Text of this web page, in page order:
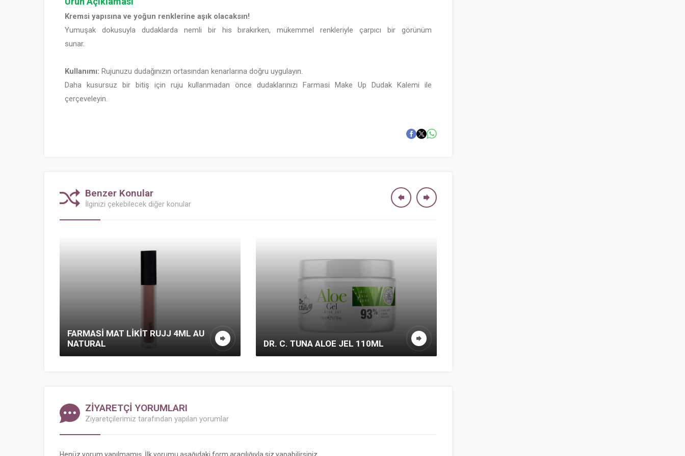
Kremsi yapısına ve yoğun renklerine aşık olacaksın!
Yumuşak dokusuyla dudaklarda nemli bir his bırakırken, mükemmel renkleriyle çarpıcı bir görünüm
sunar.
Kullanımı: Rujunuzu dudağınızın ortasından kenarlarına doğru uygulayın.
Daha kusursuz bir bitiş için ruju kullanmadan önce dudaklarınızı Farmasi Make Up Dudak Kalemi ile
çerçeveleyin.
Benzer Konular
İlginizi çekebilecek diğer konular
FARMASI MAT LIKIT RUJJ 4ML AU
NATURAL
DR. C. TUNA ALOE JEL 110ML
ZİYARETÇİ YORUMLARI
Ziyaretçilerimiz tarafından yapılan yorumlar